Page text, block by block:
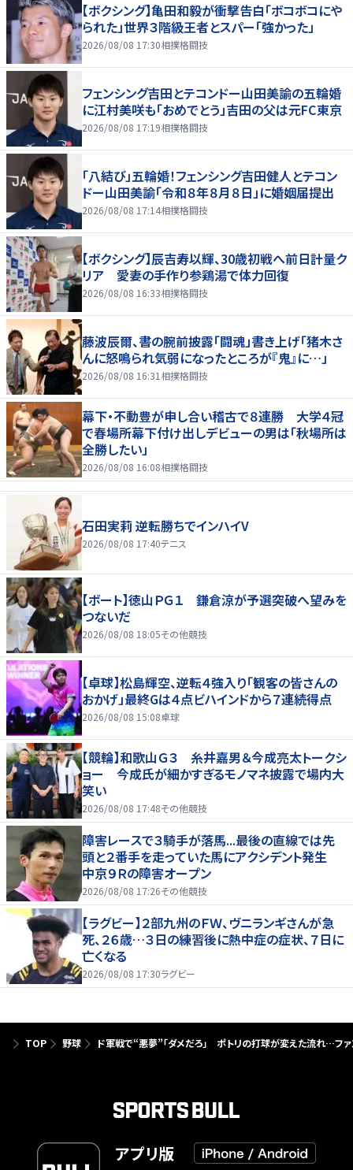
【ボクシング】亀田和毅が衝撃告白「ボコボコにや
られた」世界３階級王者とスパー「強かった」
2026/08/08 17:30相撲格闘技
フェンシング吉田とテコンドー山田美諭の五輪婚
に江村美咲も「おめでとう」吉田の父は元FC東京
2026/08/08 17:19相撲格闘技
「八結び」五輪婚！フェンシング吉田健人とテコン
ドー山田美諭「令和８年８月８日」に婚姻届提出
2026/08/08 17:14相撲格闘技
【ボクシング】辰吉寿以輝、30歳初戦へ前日計量ク
リア 愛妻の手作り参鶏湯で体力回復
2026/08/08 16:33相撲格闘技
藤波辰爾、書の腕前披露「闘魂」書き上げ「猪木さ
んに怒鳴られ気弱になったところが『鬼』に…」
2026/08/08 16:31相撲格闘技
幕下・不動豊が申し合い稽古で８連勝 大学４冠
で春場所幕下付け出しデビューの男は「秋場所は
全勝したい」
2026/08/08 16:08相撲格闘技
石田実莉 逆転勝ちでインハイV
2026/08/08 17:40テニス
【ボート】徳山ＰＧ１ 鎌倉涼が予選突破へ望みを
つないだ
2026/08/08 18:05その他競技
【卓球】松島輝空、逆転４強入り「観客の皆さんの
おかげ」最終Gは４点ビハインドから７連続得点
2026/08/08 15:08卓球
【競輪】和歌山Ｇ３ 糸井嘉男＆今成亮太トークシ
ョー 今成氏が細かすぎるモノマネ披露で場内大
笑い
2026/08/08 17:48その他競技
障害レースで３騎手が落馬...最後の直線では先
頭と２番手を走っていた馬にアクシデント発生
中京９Ｒの障害オープン
2026/08/08 17:26その他競技
【ラグビー】２部九州のＦＷ、ヴニランギさんが急
死、２６歳…３日の練習後に熱中症の症状、７日に
亡くなる
2026/08/08 17:30ラグビー
TOP 野球 ド軍戦で“悪夢”「ダメだろ」 ポトリの打球が変えた流れ…ファ
アプリ版